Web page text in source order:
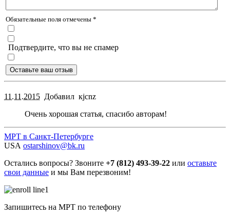
Обязательные поля отмечены *
Подтвердите, что вы не спамер
11.11.2015 Добавил кjcnz
Очень хорошая статья, спасибо авторам!
МРТ в Санкт-Петербурге
USA ostarshinov@bk.ru
Остались вопросы? Звоните +7 (812) 493-39-22 или оставьте
свои данные и мы Вам перезвоним!
Запишитесь на МРТ по телефону